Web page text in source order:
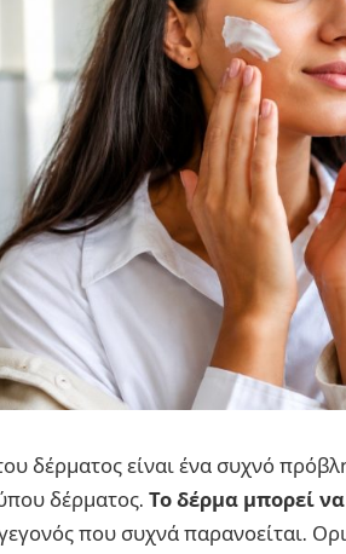
δέρματος είναι ένα συχνό
δέρματος. Το δέρμα μπορεί
που συχνά παρανοείται.